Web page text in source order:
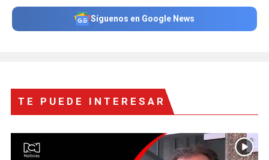
Síguenos en Google News
TE PUEDE INTERESAR